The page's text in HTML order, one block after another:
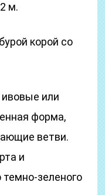
м.
корой со
или
форма,
ветви.
и
темно-зеленого